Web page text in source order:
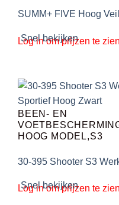
Snel bekijken
SUMM+ FIVE Hoog
Log in om prijzen te zien
Snel bekijken
BEEN- EN
HOOG MODEL,S3
30-395 Shooter S3
Log in om prijzen te zien